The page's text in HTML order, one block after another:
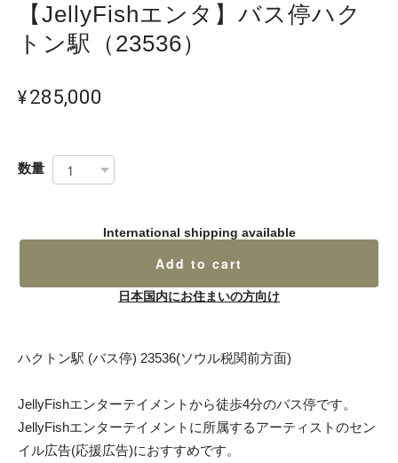
【JellyFishエンタ】バス停ハク
トン駅（23536）
¥285,000
数量
International shipping available
Add to cart
日本国内にお住まいの方向け
ハクトン駅 (バス停) 23536(ソウル税関前方面)
JellyFishエンターテイメントから徒歩4分のバス停です。
JellyFishエンターテイメントに所属するアーティストのセン
イル広告(応援広告)におすすめです。